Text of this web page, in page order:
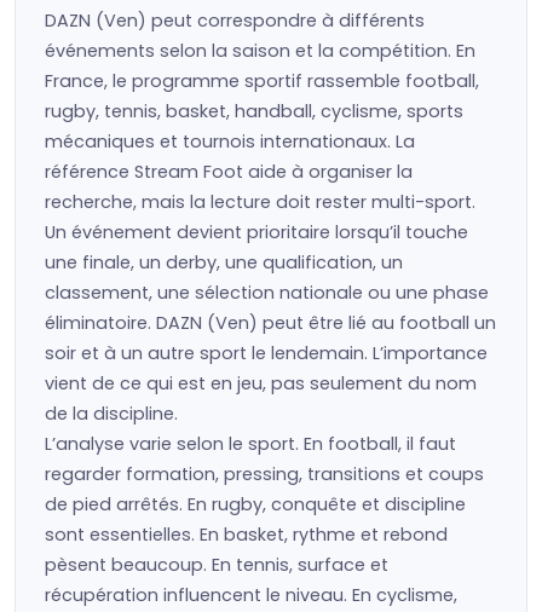
DAZN (Ven) peut correspondre à différents
événements selon la saison et la compétition. En
France, le programme sportif rassemble football,
rugby, tennis, basket, handball, cyclisme, sports
mécaniques et tournois internationaux. La
référence Stream Foot aide à organiser la
recherche, mais la lecture doit rester multi-sport.
Un événement devient prioritaire lorsqu’il touche
une finale, un derby, une qualification, un
classement, une sélection nationale ou une phase
éliminatoire. DAZN (Ven) peut être lié au football un
soir et à un autre sport le lendemain. L’importance
vient de ce qui est en jeu, pas seulement du nom
de la discipline.
L’analyse varie selon le sport. En football, il faut
regarder formation, pressing, transitions et coups
de pied arrêtés. En rugby, conquête et discipline
sont essentielles. En basket, rythme et rebond
pèsent beaucoup. En tennis, surface et
récupération influencent le niveau. En cyclisme,